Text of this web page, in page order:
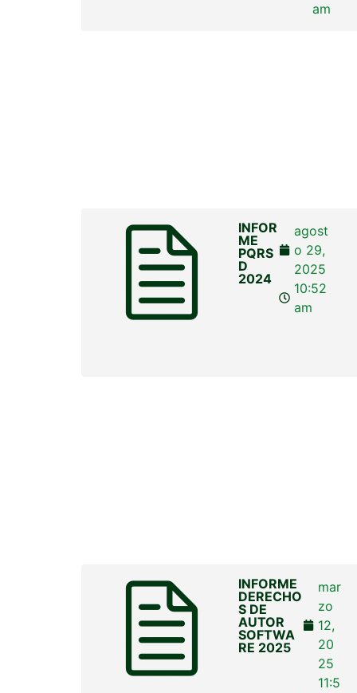
am
INFOR
ME
PQRS
D
2024
agost
o 29,
2025
10:52
am
INFORME
DERECHO
S DE
AUTOR
SOFTWA
RE 2025
mar
zo
12,
20
25
11:5